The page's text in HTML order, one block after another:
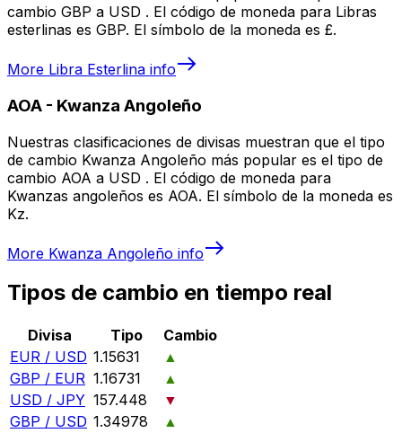
cambio GBP a USD . El código de moneda para Libras
esterlinas es GBP. El símbolo de la moneda es £.
More Libra Esterlina info
AOA - Kwanza Angoleño
Nuestras clasificaciones de divisas muestran que el tipo
de cambio Kwanza Angoleño más popular es el tipo de
cambio AOA a USD . El código de moneda para
Kwanzas angoleños es AOA. El símbolo de la moneda es
Kz.
More Kwanza Angoleño info
Tipos de cambio en tiempo real
Divisa Tipo
Cambio
EUR / USD 1.15631
▲
GBP / EUR 1.16731
▲
USD / JPY 157.448
▼
GBP / USD 1.34978
▲